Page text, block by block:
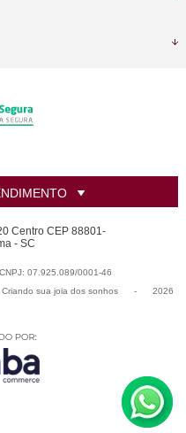
Centro CEP 88801-
- SC
07.925.089/0001-46
Criando sua joia dos sonhos - 2026